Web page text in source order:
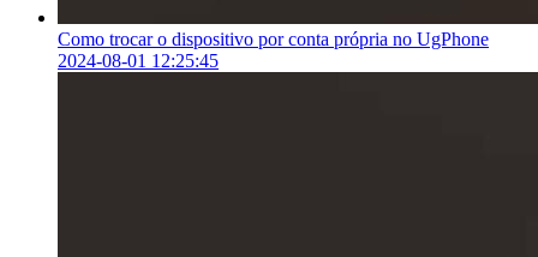
Como trocar o dispositivo por conta própria no UgPhone
2024-08-01 12:25:45